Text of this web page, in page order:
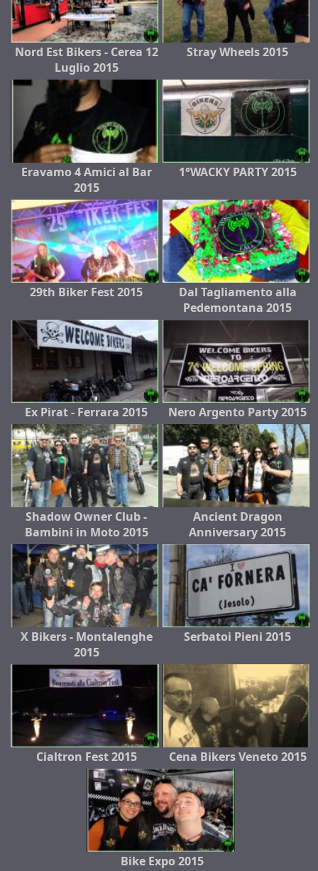
Nord Est Bikers - Cerea 12
Luglio 2015
Stray Wheels 2015
Eravamo 4 Amici al Bar
2015
1°WACKY PARTY 2015
29th Biker Fest 2015
Dal Tagliamento alla
Pedemontana 2015
Ex Pirat - Ferrara 2015 Nero Argento Party 2015
Shadow Owner Club -
Bambini in Moto 2015
Ancient Dragon
Anniversary 2015
X Bikers - Montalenghe
2015
Serbatoi Pieni 2015
Cialtron Fest 2015 Cena Bikers Veneto 2015
Bike Expo 2015